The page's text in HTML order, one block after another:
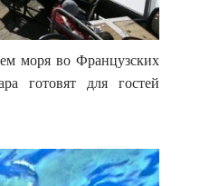
моря во Французских
готовят для гостей